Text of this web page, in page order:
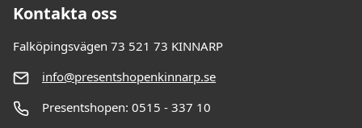
Kontakta oss
Falköpingsvägen 73 521 73 KINNARP
info@presentshopenkinnarp.se
Presentshopen: 0515 - 337 10